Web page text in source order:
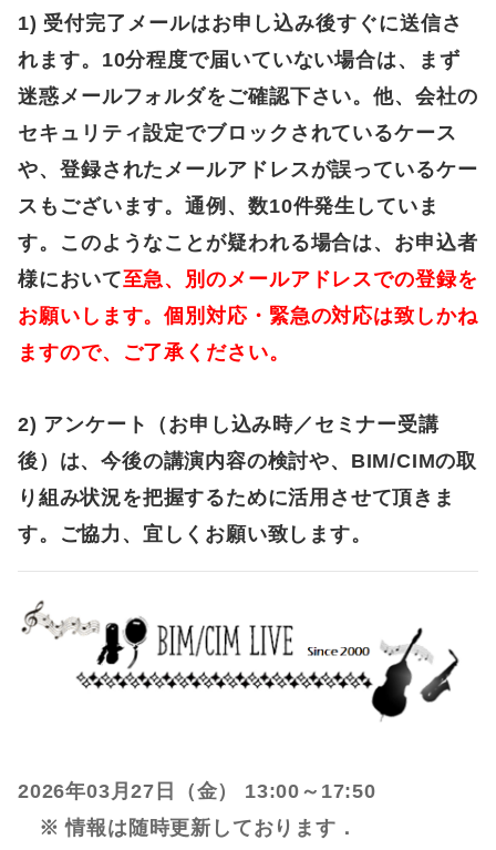
1) 受付完了メールはお申し込み後すぐに送信さ
れます。10分程度で届いていない場合は、まず
迷惑メールフォルダをご確認下さい。他、会社の
セキュリティ設定でブロックされているケース
や、登録されたメールアドレスが誤っているケー
スもございます。通例、数10件発生していま
す。このようなことが疑われる場合は、お申込者
様において至急、別のメールアドレスでの登録を
お願いします。個別対応・緊急の対応は致しかね
ますので、ご了承ください。
2) アンケート（お申し込み時／セミナー受講
後）は、今後の講演内容の検討や、BIM/CIMの取
り組み状況を把握するために活用させて頂きま
す。ご協力、宜しくお願い致します。
2026年03月27日（金） 13:00～17:50
※ 情報は随時更新しております．